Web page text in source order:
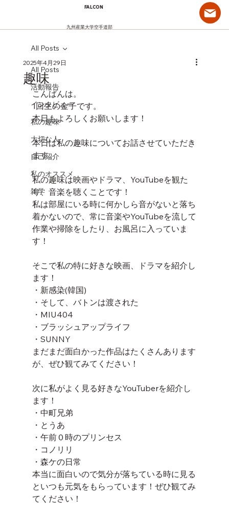
FALCON
九州産業大学空手道部
All Posts
活動報告
インタビュー
私の趣味
大切な人
自己紹介
私のオススメ
雑学
All Posts
趣味
2025年4月29日
こんばんは。
1回生の金子です。
本日もよろしくお願いします！
本日は私の趣味についてお話させていただき
ます。
私の趣味は映画やドラマ、YouTubeを観た
り、音楽を聴くことです！
私は部屋にいる時に何かしら音がないと落ち
着かないので、常に音楽やYouTubeを流して
作業や掃除をしたり、お風呂に入っていま
す！
そこで私の特に好きな映画、ドラマを紹介し
ます！
・新感染(韓国)
・そして、バトンは渡された
・MIU404
・ブラッシュアップライフ
・SUNNY
まだまだ面白かった作品はたくさんあります
が、ぜひ観てみてください！
次に私がよく見る好きなYouTuberを紹介し
ます！
・中町兄弟
・とうあ
・午前０時のプリンセス
・コノリリ
・森ケの日常
本当に面白いので気分が落ちている時に見る
といつも元気をもらっています！ぜひ観てみ
てください！